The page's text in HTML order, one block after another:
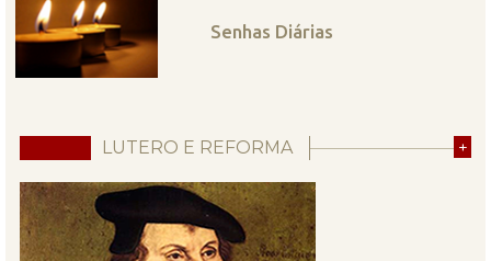
Senhas Diárias
LUTERO E REFORMA +